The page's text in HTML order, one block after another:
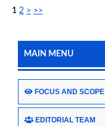
1 2 > >>
MAIN MENU
FOCUS AND SCOPE
EDITORIAL TEAM